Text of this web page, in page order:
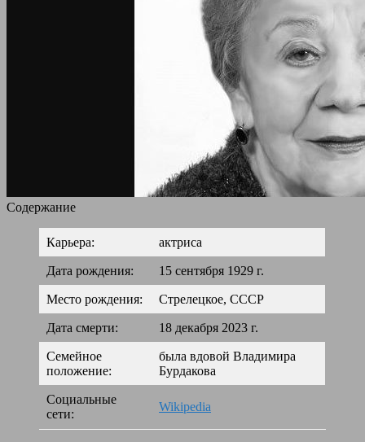
Содержание
Карьера: актриса
Дата рождения: 15 сентября 1929 г.
Место рождения: Стрелецкое, СССР
Дата смерти: 18 декабря 2023 г.
Семейное
положение:
была вдовой Владимира
Бурдакова
Социальные
сети:
Wikipedia